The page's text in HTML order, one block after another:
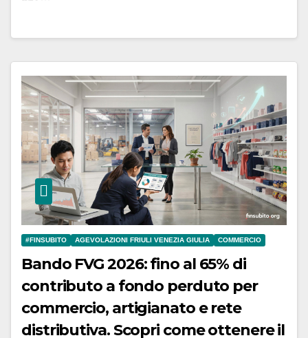
#FINSUBITO AGEVOLAZIONI FRIULI VENEZIA GIULIA COMMERCIO
Bando FVG 2026: fino al 65% di
contributo a fondo perduto per
commercio, artigianato e rete
distributiva. Scopri come ottenere il